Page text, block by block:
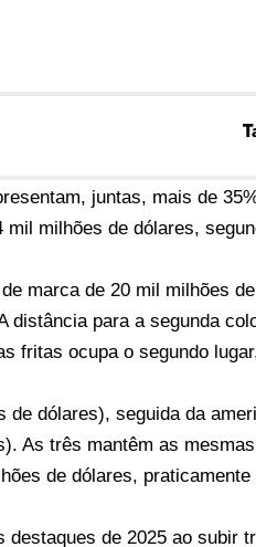
juntas, mais de
mil milhões de dólares,
marca de 20 mil milhões
distância para a segunda
fritas ocupa o segundo
de dólares), seguida da
As três mantêm as
de dólares,
de 2025 ao subir